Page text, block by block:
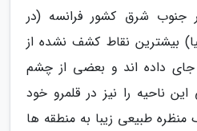
جنوب شرق کشور فرانسه (در
بیشترین نقاط کشف نشده از
جای داده اند و بعضی از چشم
ناحیه را نیز در قلمرو خود
طبیعی زیبا به منطقه ها